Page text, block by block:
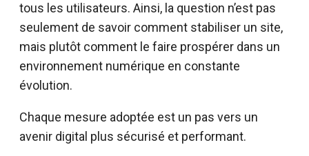
tous les utilisateurs. Ainsi, la question n’est pas
seulement de savoir comment stabiliser un site,
mais plutôt comment le faire prospérer dans un
environnement numérique en constante
évolution.
Chaque mesure adoptée est un pas vers un
avenir digital plus sécurisé et performant.